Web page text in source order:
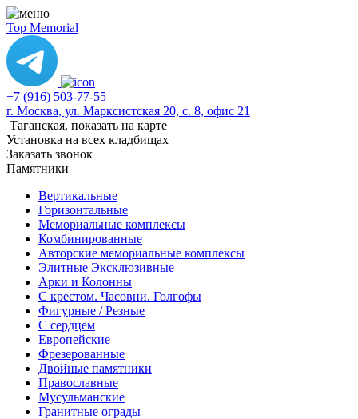
Top Memorial
+7 (916) 503-77-55
г. Москва, ул. Марксистская 20, с. 8, офис 21
Таганская, показать на карте
Установка на всех кладбищах
Заказать звонок
Памятники
Вертикальные
Горизонтальные
Мемориальные комплексы
Комбинированные
Авторские мемориальные комплексы
Элитные Эксклюзивные
Арки и Колонны
С крестом. Часовни. Голгофы
Фигурные / Резные
С сердцем
Европейские
Фрезерованные
Двойные памятники
Православные
Мусульманские
Гранитные ограды